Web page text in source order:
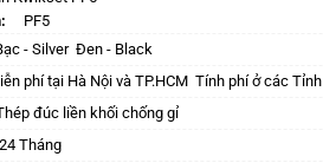
PF5
- Silver Đen - Black
phí tại Hà Nội và TP.HCM Tính phí ở các Tỉnh
đúc liền khối chống gỉ
24 Tháng